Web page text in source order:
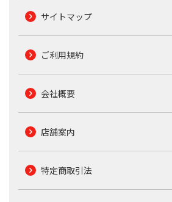
サイトマップ
ご利用規約
会社概要
店舗案内
特定商取引法